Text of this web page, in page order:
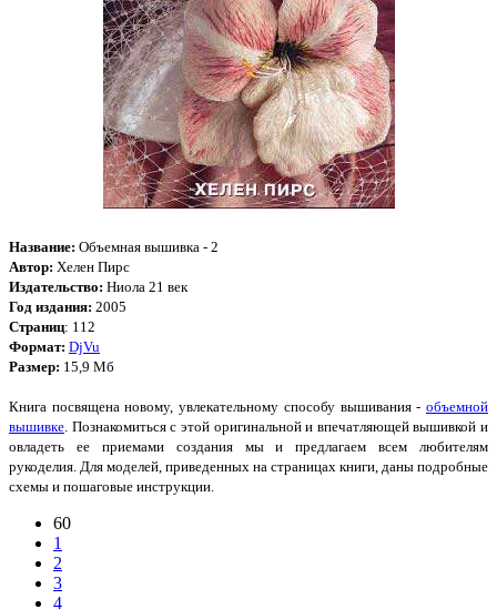
Название: Объемная вышивка - 2
Автор: Хелен Пирс
Издательство: Ниола 21 век
Год издания: 2005
Страниц: 112
Формат: DjVu
Размер: 15,9 Мб
Книга посвящена новому, увлекательному способу вышивания - объемной
вышивке. Познакомиться с этой оригинальной и впечатляющей вышивкой и
овладеть ее приемами создания мы и предлагаем всем любителям
рукоделия. Для моделей, приведенных на страницах книги, даны подробные
схемы и пошаговые инструкции.
60
1
2
3
4